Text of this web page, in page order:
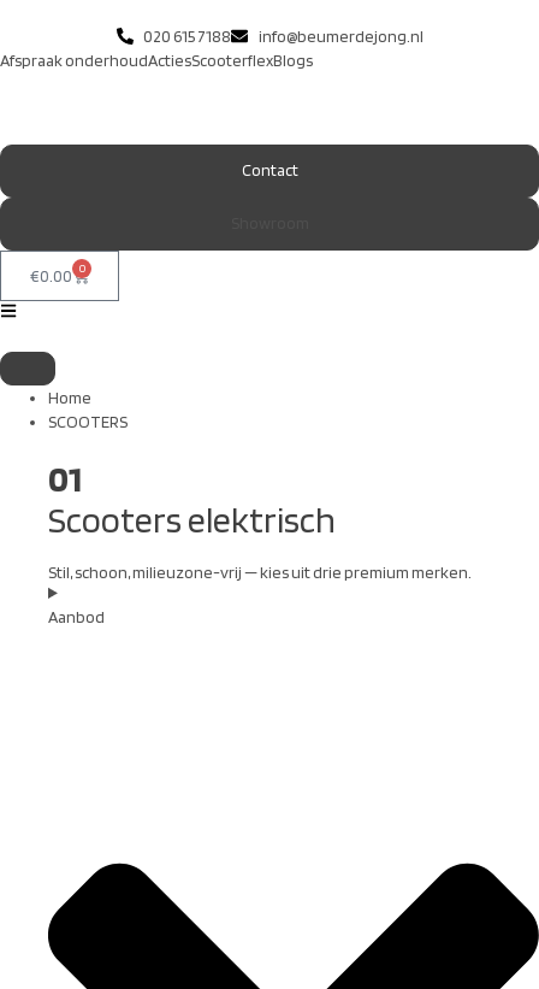
020 615 7188
info@beumerdejong.nl
Afspraak onderhoudActiesScooterflexBlogs
Contact
€0.00 0
Home
SCOOTERS
01
Scooters elektrisch
Stil, schoon, milieuzone-vrij — kies uit drie premium merken.
Aanbod